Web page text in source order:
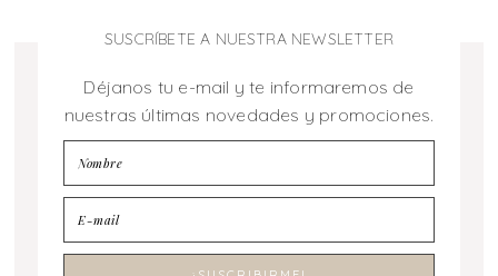
SUSCRÍBETE A NUESTRA NEWSLETTER
Déjanos tu e-mail y te informaremos de
nuestras últimas novedades y promociones.